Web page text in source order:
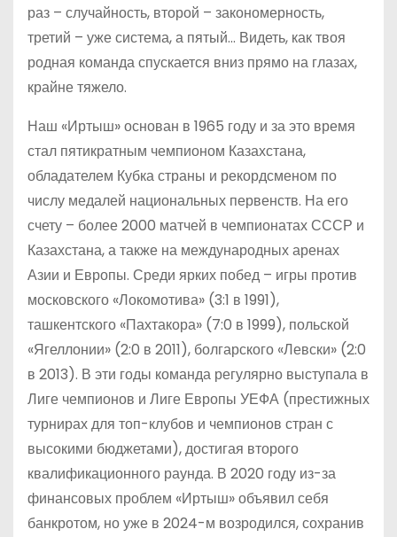
раз – случайность, второй – закономерность,
третий – уже система, а пятый… Видеть, как твоя
родная команда спускается вниз прямо на глазах,
крайне тяжело.
Наш «Иртыш» основан в 1965 году и за это время
стал пятикратным чемпионом Казахстана,
обладателем Кубка страны и рекордсменом по
числу медалей национальных первенств. На его
счету – более 2000 матчей в чемпионатах СССР и
Казахстана, а также на международных аренах
Азии и Европы. Среди ярких побед – игры против
московского «Локомотива» (3:1 в 1991),
ташкентского «Пахтакора» (7:0 в 1999), польской
«Ягеллонии» (2:0 в 2011), болгарского «Левски» (2:0
в 2013). В эти годы команда регулярно выступала в
Лиге чемпионов и Лиге Европы УЕФА (престижных
турнирах для топ-клубов и чемпионов стран с
высокими бюджетами), достигая второго
квалификационного раунда. В 2020 году из-за
финансовых проблем «Иртыш» объявил себя
банкротом, но уже в 2024-м возродился, сохранив